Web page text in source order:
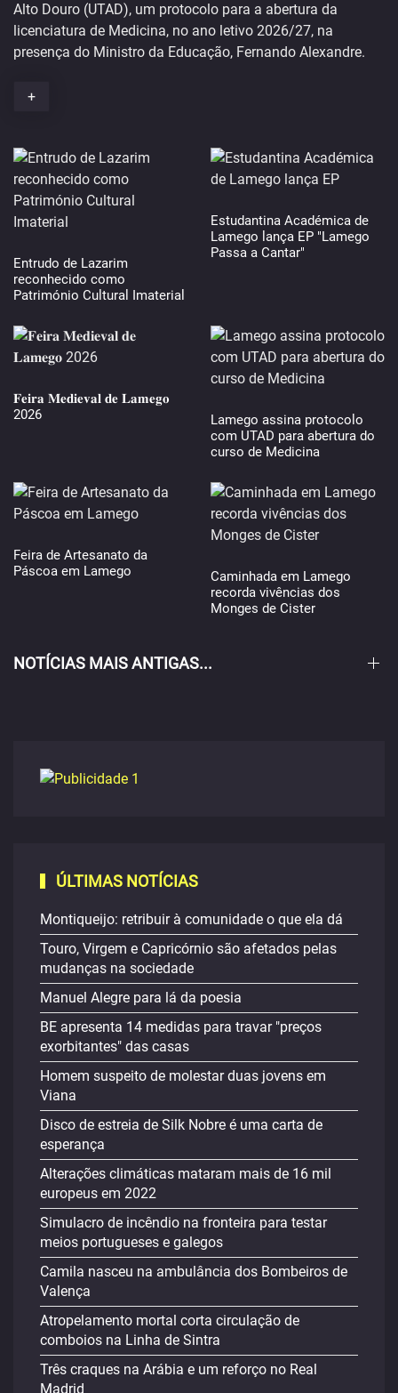
Alto Douro (UTAD), um protocolo para a abertura da
licenciatura de Medicina, no ano letivo 2026/27, na
presença do Ministro da Educação, Fernando Alexandre.
+
Entrudo de Lazarim
reconhecido como
Património Cultural Imaterial
Estudantina Académica de
Lamego lança EP "Lamego
Passa a Cantar"
𝐅𝐞𝐢𝐫𝐚 𝐌𝐞𝐝𝐢𝐞𝐯𝐚𝐥 𝐝𝐞 𝐋𝐚𝐦𝐞𝐠𝐨
2026
Lamego assina protocolo
com UTAD para abertura do
curso de Medicina
Feira de Artesanato da
Páscoa em Lamego
Caminhada em Lamego
recorda vivências dos
Monges de Cister
NOTÍCIAS MAIS ANTIGAS...
ÚLTIMAS NOTÍCIAS
Montiqueijo: retribuir à comunidade o que ela dá
Touro, Virgem e Capricórnio são afetados pelas
mudanças na sociedade
Manuel Alegre para lá da poesia
BE apresenta 14 medidas para travar "preços
exorbitantes" das casas
Homem suspeito de molestar duas jovens em
Viana
Disco de estreia de Silk Nobre é uma carta de
esperança
Alterações climáticas mataram mais de 16 mil
europeus em 2022
Simulacro de incêndio na fronteira para testar
meios portugueses e galegos
Camila nasceu na ambulância dos Bombeiros de
Valença
Atropelamento mortal corta circulação de
comboios na Linha de Sintra
Três craques na Arábia e um reforço no Real
Madrid